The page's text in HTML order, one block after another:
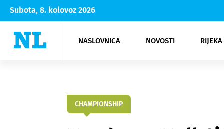
Subota, 8. kolovoz 2026
NASLOVNICA NOVOSTI
Rijeka Opatija
NK
Moda
Kultura
CHAMPIONSHIP